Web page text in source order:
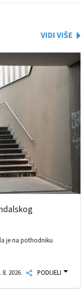
je na pothodniku
8. 2026. PODIJELI